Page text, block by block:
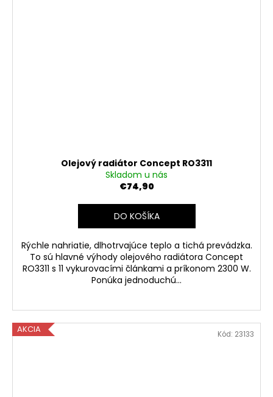
Olejový radiátor Concept RO3311
Skladom u nás
€74,90
DO KOŠÍKA
Rýchle nahriatie, dlhotrvajúce teplo a tichá prevádzka.
To sú hlavné výhody olejového radiátora Concept
RO3311 s 11 vykurovacími článkami a príkonom 2300 W.
Ponúka jednoduchú...
AKCIA Kód: 23133